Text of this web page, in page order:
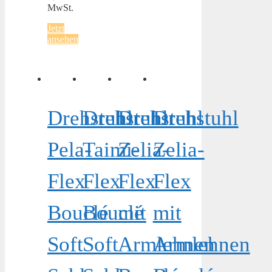
MwSt.
Jetzt
ansehen
Drehstuhl
Pela-
Flex
Bouclé
Soft
Drehstuhl
Taimi-
Flex
Bouclé
Soft
Drehstuhl
Zelia-
Flex
mit
Armlehnen
Drehstuhl
Zelia-
Flex
mit
Armlehnen